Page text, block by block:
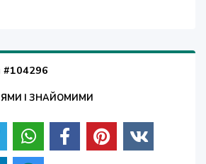
#104296
І ЗНАЙОМИМИ